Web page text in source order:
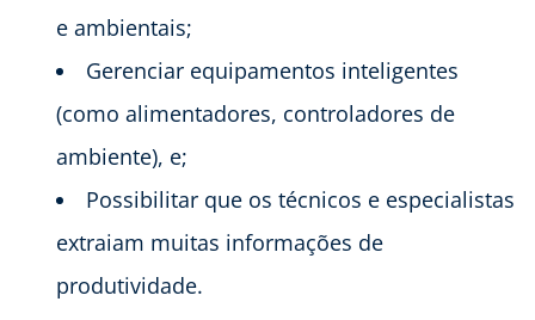
e ambientais;
Gerenciar equipamentos inteligentes
(como alimentadores, controladores de
ambiente), e;
Possibilitar que os técnicos e especialistas
extraiam muitas informações de
produtividade.